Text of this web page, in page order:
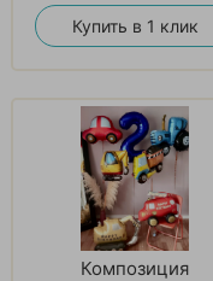
Купить в 1 клик
Композиция